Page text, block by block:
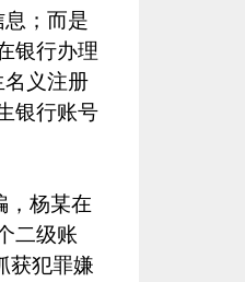
；而是
银行办理
义注册
银行账号
，杨某在
二级账
获犯罪嫌